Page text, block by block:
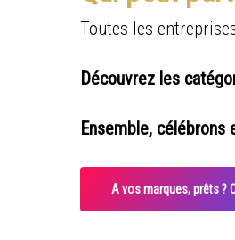
Toutes les
Découvrez les
Ensemble,
A vos marques, prêts ?